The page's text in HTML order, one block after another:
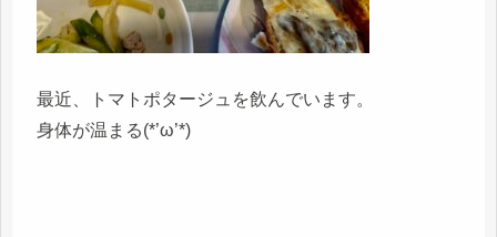
最近、トマトポタージュを飲んでいます。
身体が温まる(*’ω’*)